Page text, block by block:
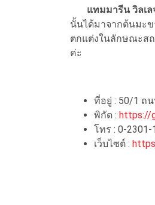
แทมมารีน วิลเล
นั้นได้มาจากต้นมะ
ตกแต่งในลักษณะส
ค่ะ
ที่อยู่ : 50/1 ถ
พิกัด : https://
โทร : 0-2301-
เว็บไซต์ :